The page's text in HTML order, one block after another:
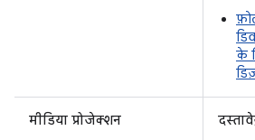
के
मीडिया प्रोजेक्शन